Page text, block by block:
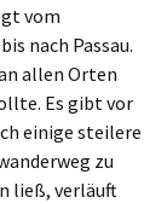
vom
nach Passau.
allen Orten
Es gibt vor
einige steilere
zu
ließ, verläuft